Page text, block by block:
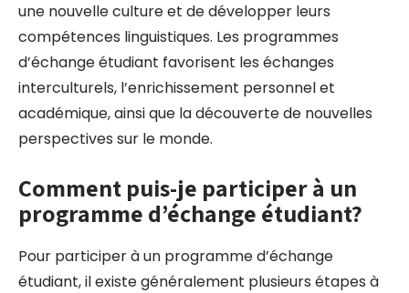
une nouvelle culture et de développer leurs
compétences linguistiques. Les programmes
d’échange étudiant favorisent les échanges
interculturels, l’enrichissement personnel et
académique, ainsi que la découverte de nouvelles
perspectives sur le monde.
Comment puis-je participer à un
programme d’échange étudiant?
Pour participer à un programme d’échange
étudiant, il existe généralement plusieurs étapes à